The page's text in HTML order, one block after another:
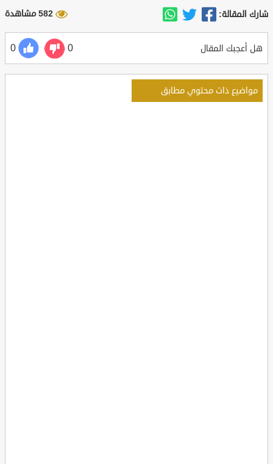
شارك المقالة: 582 مشاهدة
هل أعجبك المقال 0
0
مواضيع ذات محتوي مطابق